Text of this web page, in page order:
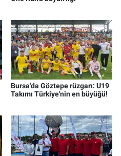
Bursa'da Göztepe rüzgarı: U19
Takımı Türkiye'nin en büyüğü!